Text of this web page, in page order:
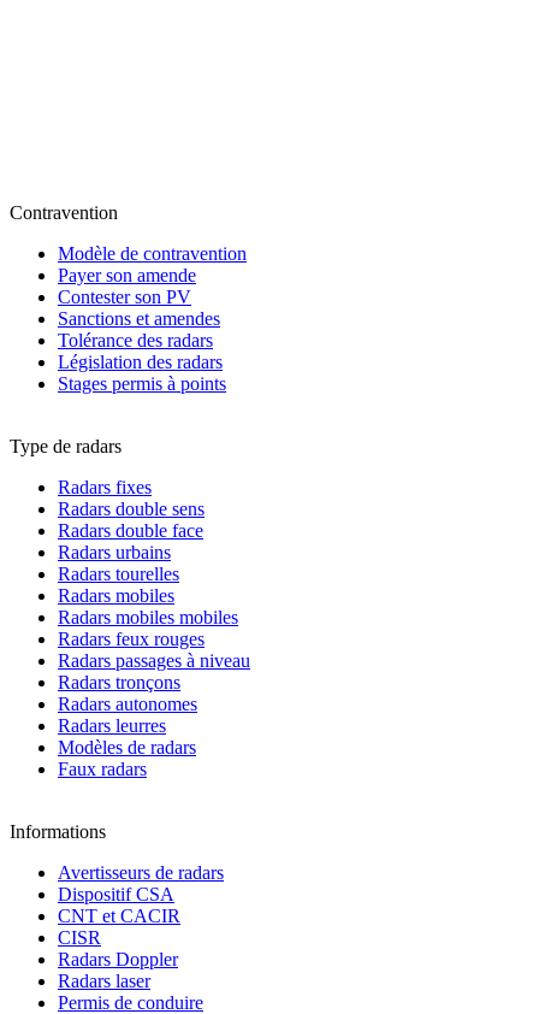
Contravention
Modèle de contravention
Payer son amende
Contester son PV
Sanctions et amendes
Tolérance des radars
Législation des radars
Stages permis à points
Type de radars
Radars fixes
Radars double sens
Radars double face
Radars urbains
Radars tourelles
Radars mobiles
Radars mobiles mobiles
Radars feux rouges
Radars passages à niveau
Radars tronçons
Radars autonomes
Radars leurres
Modèles de radars
Faux radars
Informations
Avertisseurs de radars
Dispositif CSA
CNT et CACIR
CISR
Radars Doppler
Radars laser
Permis de conduire